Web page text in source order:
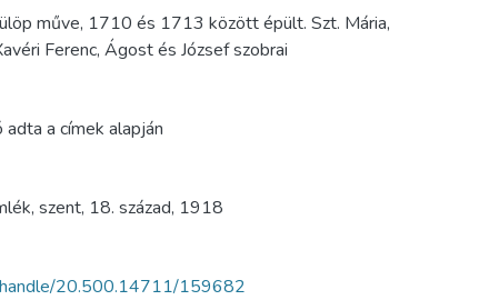
műve, 1710 és 1713 között épült. Szt. Mária,
Ferenc, Ágost és József szobrai
a címek alapján
, szent, 18. század, 1918
20.500.14711/159682